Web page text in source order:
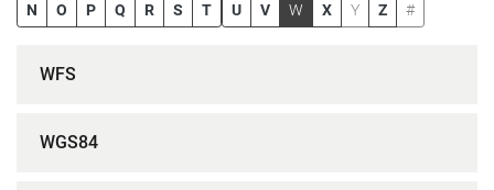
N
O P Q R S T U V W X Y Z #
WFS
WGS84